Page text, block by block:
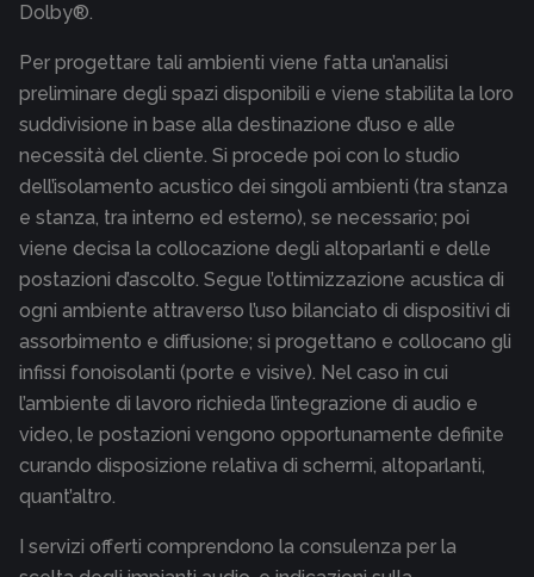
Dolby®.
Per progettare tali ambienti viene fatta un’analisi
preliminare degli spazi disponibili e viene stabilita la loro
suddivisione in base alla destinazione d’uso e alle
necessità del cliente. Si procede poi con lo studio
dell’isolamento acustico dei singoli ambienti (tra stanza
e stanza, tra interno ed esterno), se necessario; poi
viene decisa la collocazione degli altoparlanti e delle
postazioni d’ascolto. Segue l’ottimizzazione acustica di
ogni ambiente attraverso l’uso bilanciato di dispositivi di
assorbimento e diffusione; si progettano e collocano gli
infissi fonoisolanti (porte e visive). Nel caso in cui
l’ambiente di lavoro richieda l’integrazione di audio e
video, le postazioni vengono opportunamente definite
curando disposizione relativa di schermi, altoparlanti,
quant’altro.
I servizi offerti comprendono la consulenza per la